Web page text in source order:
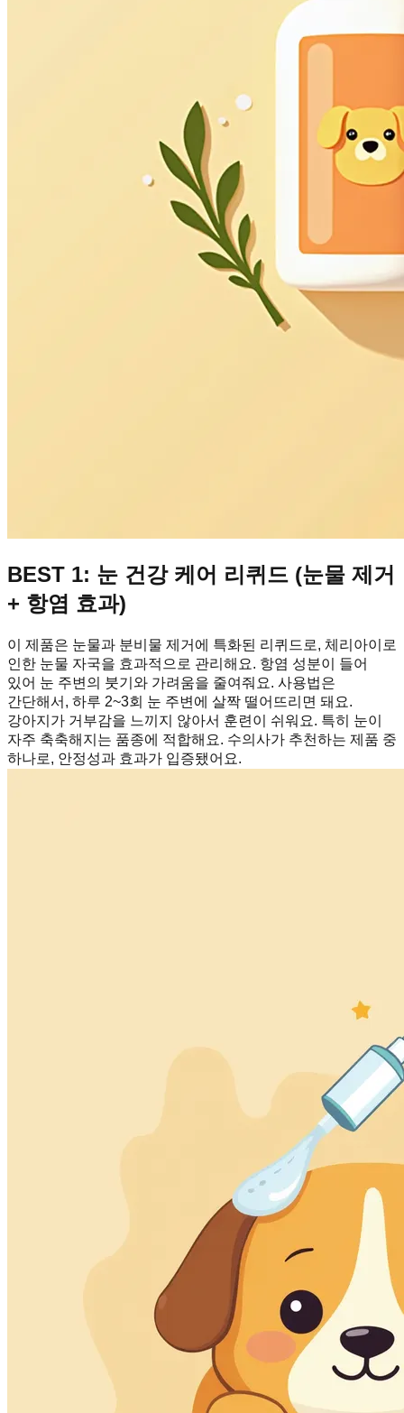
BEST 1: 눈 건강 케어 리퀴드 (눈물 제거
+ 항염 효과)
이 제품은 눈물과 분비물 제거에 특화된 리퀴드로, 체리아이로
인한 눈물 자국을 효과적으로 관리해요. 항염 성분이 들어
있어 눈 주변의 붓기와 가려움을 줄여줘요. 사용법은
간단해서, 하루 2~3회 눈 주변에 살짝 떨어뜨리면 돼요.
강아지가 거부감을 느끼지 않아서 훈련이 쉬워요. 특히 눈이
자주 축축해지는 품종에 적합해요. 수의사가 추천하는 제품 중
하나로, 안정성과 효과가 입증됐어요.